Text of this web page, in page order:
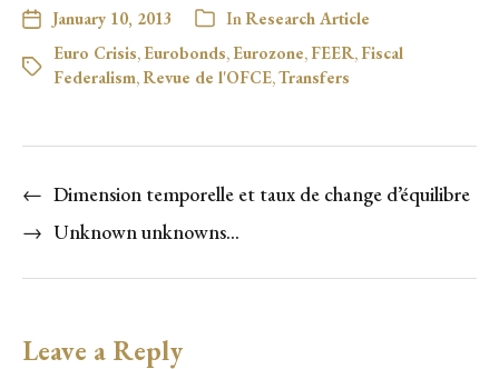
January 10, 2013 InResearch Article
Euro Crisis, Eurobonds, Eurozone, FEER, Fiscal
Federalism,Revue de l'OFCE,Transfers
← Dimension temporelle et taux de change d’équilibre
→ Unknown unknowns…
Leave a Reply